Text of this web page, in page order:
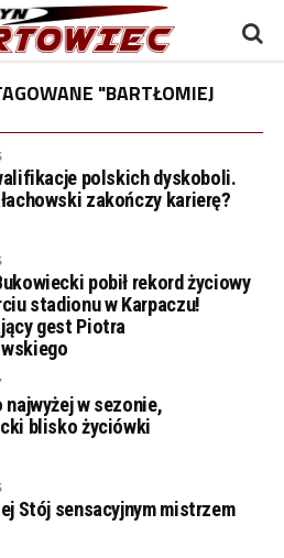
"BARTŁOMIEJ
polskich dyskoboli.
zakończy karierę?
pobił rekord życiowy
stadionu w Karpaczu!
gest Piotra
najwyżej w sezonie,
blisko życiówki
Stój sensacyjnym mistrzem